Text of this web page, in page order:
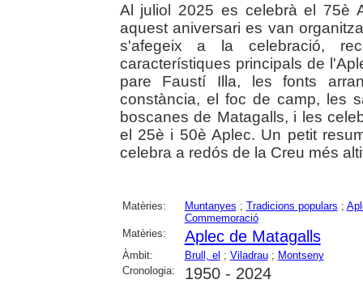
Al juliol 2025 es celebrà el 75è
aquest aniversari es van
s'afegeix a la celebració,
característiques principals de
pare Faustí Illa, les fonts
constància, el foc de camp, les
boscanes de Matagalls, i les
el 25è i 50è Aplec. Un petit
celebra a redós de la Creu més
Matèries: Muntanyes ; Tradicions populars ;
Commemoració
Matèries:
Aplec de Matagalls
Àmbit: Brull, el ; Viladrau; Montseny
Cronologia:
1950 - 2024